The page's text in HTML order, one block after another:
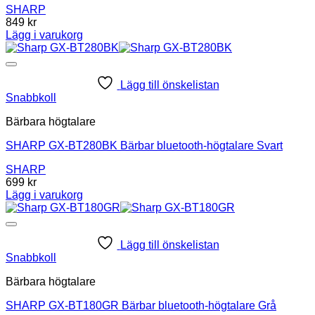
SHARP
849 kr
Lägg i varukorg
Lägg till önskelistan
Snabbkoll
Bärbara högtalare
SHARP GX-BT280BK Bärbar bluetooth-högtalare Svart
SHARP
699 kr
Lägg i varukorg
Lägg till önskelistan
Snabbkoll
Bärbara högtalare
SHARP GX-BT180GR Bärbar bluetooth-högtalare Grå